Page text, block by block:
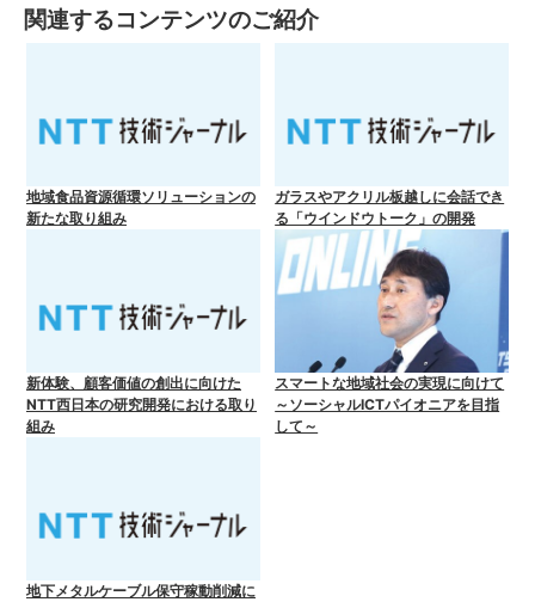
関連するコンテンツのご紹介
地域食品資源循環ソリューションの
新たな取り組み
ガラスやアクリル板越しに会話でき
る「ウインドウトーク」の開発
新体験、顧客価値の創出に向けた
NTT西日本の研究開発における取り
組み
スマートな地域社会の実現に向けて
～ソーシャルICTパイオニアを目指
して～
地下メタルケーブル保守稼動削減に